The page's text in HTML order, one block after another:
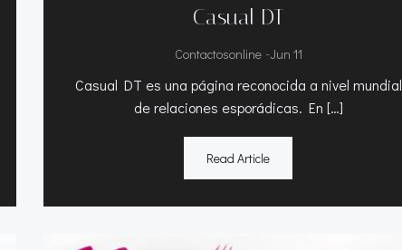
Casual DT
Contactosonline -Jun 11
Casual DT es una página reconocida a nivel mundial
de relaciones esporádicas. En […]
Read Article